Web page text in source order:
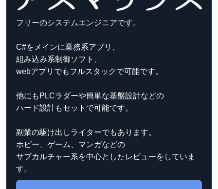
フリーのシステムエンジニアです。
C#をメインに業務系アプリ、
組み込み系制御ソフト、
webアプリでもフルスタックで可能です。
他にもPLCラダーや簡単な基盤設計などの
ハード設計もセットで可能です。
副業の駆け出しライターでもあります。
ホビー、ゲーム、マンガなどの
サブカルチャー系を中心としたレビューをしていま
す。